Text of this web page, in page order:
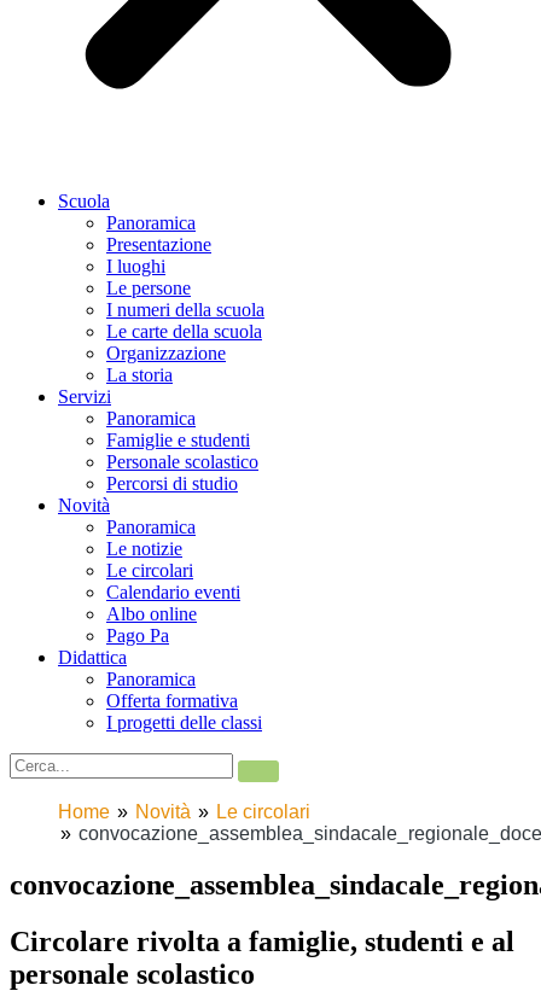
Scuola
Panoramica
Presentazione
I luoghi
Le persone
I numeri della scuola
Le carte della scuola
Organizzazione
La storia
Servizi
Panoramica
Famiglie e studenti
Personale scolastico
Percorsi di studio
Novità
Panoramica
Le notizie
Le circolari
Calendario eventi
Albo online
Pago Pa
Didattica
Panoramica
Offerta formativa
I progetti delle classi
Home Novità
Le circolari
Circolare rivolta a famiglie, studenti e al
personale scolastico